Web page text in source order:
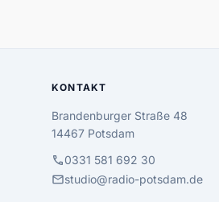
KONTAKT
Brandenburger Straße 48
14467 Potsdam
call0331 581 692 30
mailstudio@radio-potsdam.de